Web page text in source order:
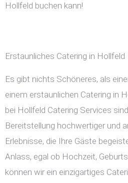
Hollfeld buchen kann!
Erstaunliches Catering in Hollfeld
Es gibt nichts Schöneres, als
einem erstaunlichen Catering in
bei Hollfeld Catering Services
Bereitstellung hochwertiger und
Erlebnisse, die Ihre Gäste
Anlass, egal ob Hochzeit,
können wir ein einzigartiges